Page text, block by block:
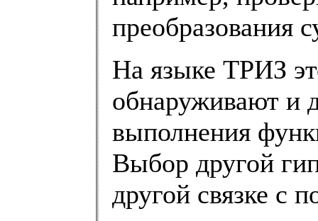
преобразования
На языке ТРИЗ
обнаруживают и
выполнения
Выбор другой
другой связке с